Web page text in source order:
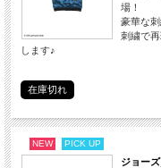
場！
豪華な
刺繍で
します♪
在庫切れ
NEW PICK UP
ジョー